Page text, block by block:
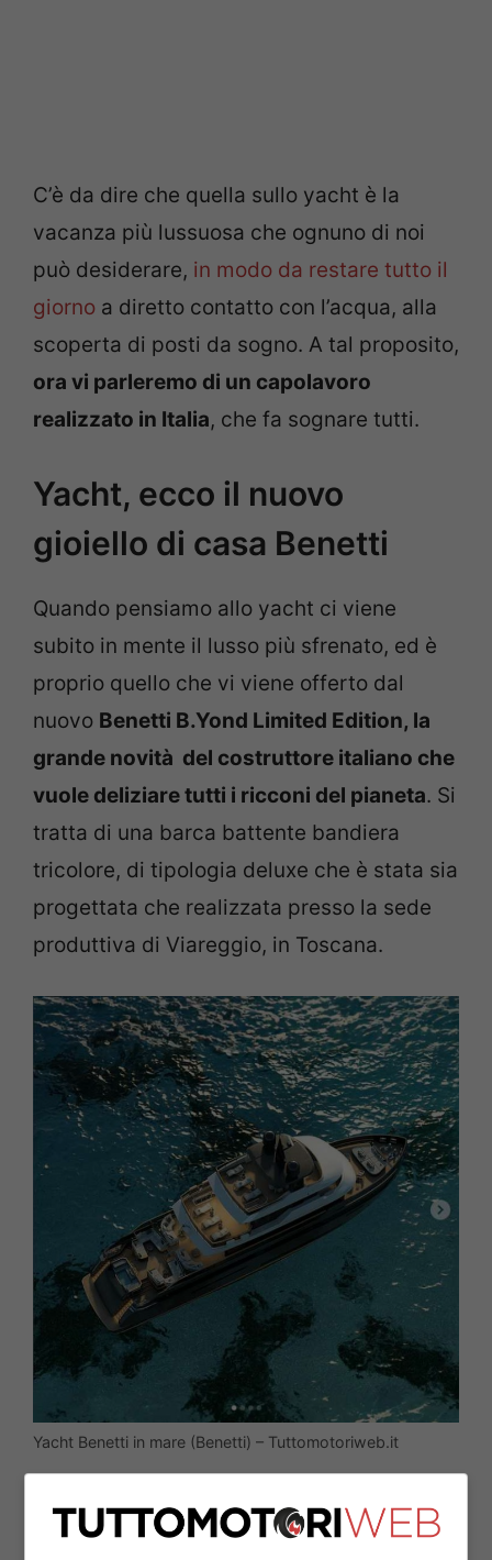
C’è da dire che quella sullo yacht è la
vacanza più lussuosa che ognuno di noi
può desiderare, in modo da restare tutto il
giorno a diretto contatto con l’acqua, alla
scoperta di posti da sogno. A tal proposito,
ora vi parleremo di un capolavoro
realizzato in Italia, che fa sognare tutti.
Yacht, ecco il nuovo
gioiello di casa Benetti
Quando pensiamo allo yacht ci viene
subito in mente il lusso più sfrenato, ed è
proprio quello che vi viene offerto dal
nuovo Benetti B.Yond Limited Edition, la
grande novità del costruttore italiano che
vuole deliziare tutti i ricconi del pianeta. Si
tratta di una barca battente bandiera
tricolore, di tipologia deluxe che è stata sia
progettata che realizzata presso la sede
produttiva di Viareggio, in Toscana.
Yacht Benetti in mare (Benetti) – Tuttomotoriweb.it